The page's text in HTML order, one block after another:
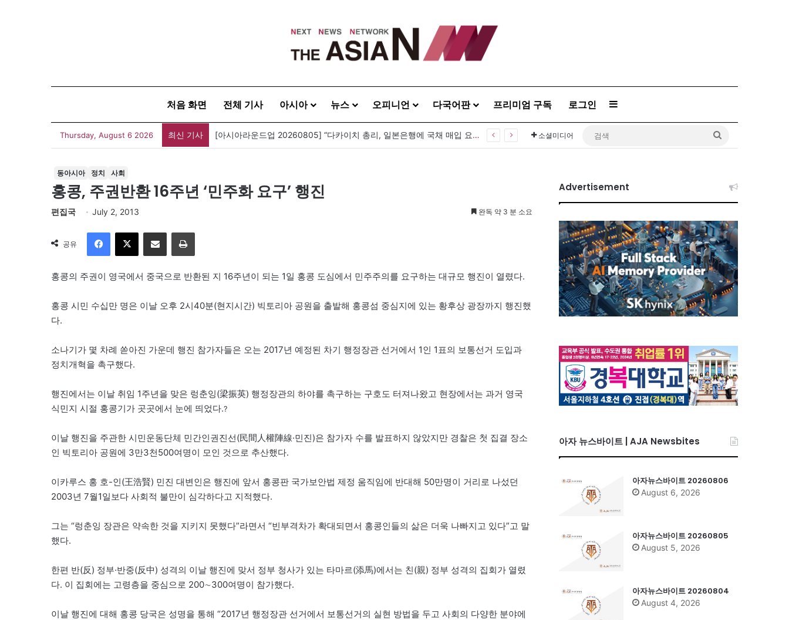
처음 화면 전체 기사 아시아 뉴스 오피니언 다국어판 프리미엄 구독 로그인 Sidebar
Thursday, August 6 2026 최신 기사 [아시아라운드업 20260805] “다카이치 총리, 일본은행에 국채 매입 요구” 소셜미디어
동아시아 정치 사회
홍콩, 주권반환 16주년 ‘민주화 요구’ 행진
편집국 July 2, 2013 완독 약 3 분 소요
공유
이메일
홍콩의 주권이 영국에서 중국으로 반환된 지 16주년이 되는 1일 홍콩 도심에서 민주주의를 요구하는 대규모 행진이 열렸다.
홍콩 시민 수십만 명은 이날 오후 2시40분(현지시간) 빅토리아 공원을 출발해 홍콩섬 중심지에 있는 황후상 광장까지 행진했
다.
소나기가 몇 차례 쏟아진 가운데 행진 참가자들은 오는 2017년 예정된 차기 행정장관 선거에서 1인 1표의 보통선거 도입과
정치개혁을 촉구했다.
행진에서는 이날 취임 1주년을 맞은 렁춘잉(梁振英) 행정장관의 하야를 촉구하는 구호도 터져나왔고 현장에서는 과거 영국
식민지 시절 홍콩기가 곳곳에서 눈에 띄었다.?
이날 행진을 주관한 시민운동단체 민간인권진선(民間人權陣線·민진)은 참가자 수를 발표하지 않았지만 경찰은 첫 집결 장소
인 빅토리아 공원에 3만3천500여명이 모인 것으로 추산했다.
이카루스 홍 호-인(王浩賢) 민진 대변인은 행진에 앞서 홍콩판 국가보안법 제정 움직임에 반대해 50만명이 거리로 나섰던
2003년 7월1일보다 사회적 불만이 심각하다고 지적했다.
그는 “렁춘잉 장관은 약속한 것을 지키지 못했다”라면서 “빈부격차가 확대되면서 홍콩인들의 삶은 더욱 나빠지고 있다”고 말
했다.
한편 반(反) 정부·반중(反中) 성격의 이날 행진에 맞서 정부 청사가 있는 타마르(添馬)에서는 친(親) 정부 성격의 집회가 열렸
다. 이 집회에는 고령층을 중심으로 200∼300여명이 참가했다.
이날 행진에 대해 홍콩 당국은 성명을 통해 “2017년 행정장관 선거에서 보통선거의 실현 방법을 두고 사회의 다양한 분야에
Advertisement
아자 뉴스바이트 | AJA Newsbites
아자뉴스바이트 20260806
August 6, 2026
아자뉴스바이트 20260805
August 5, 2026
아자뉴스바이트 20260804
August 4, 2026